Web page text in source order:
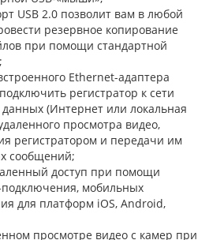
USB 2.0 позволит вам в любой
резервное копирование
при помощи стандартной
Ethernet-адаптера
регистратор к сети
(Интернет или локальная
просмотра видео,
регистратором и передачи им
сообщений;
доступ при помощи
подключения, мобильных
для платформ iOS, Android,
просмотре видео с камер при